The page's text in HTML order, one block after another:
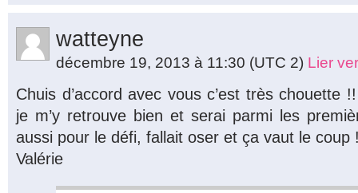
watteyne
décembre 19, 2013 à 11:30 (UTC 2) Lier
Chuis d’accord avec vous c’est très chouette
je m’y retrouve bien et serai parmi les
aussi pour le défi, fallait oser et ça vaut le coup
Valérie